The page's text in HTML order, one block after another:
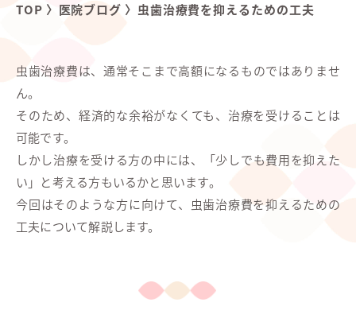
TOP 〉 医院ブログ 〉 虫歯治療費を抑えるための工夫
虫歯治療費は、通常そこまで高額になるものではありませ
ん。
そのため、経済的な余裕がなくても、治療を受けることは
可能です。
しかし治療を受ける方の中には、「少しでも費用を抑えた
い」と考える方もいるかと思います。
今回はそのような方に向けて、虫歯治療費を抑えるための
工夫について解説します。